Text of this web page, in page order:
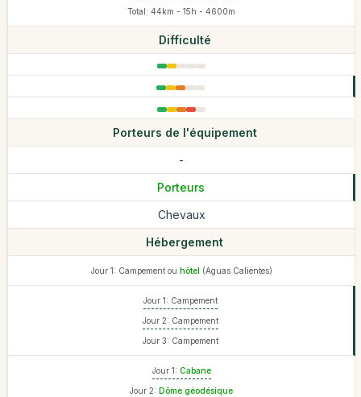
Total: 44km - 15h - 4600m
Difficulté
Porteurs de l'équipement
-
Porteurs
Chevaux
Hébergement
Jour 1: Campement ou hôtel (Aguas Calientes)
Jour 1: Campement
Jour 2: Campement
Jour 3: Campement
Jour 1: Cabane
Jour 2: Dôme géodésique